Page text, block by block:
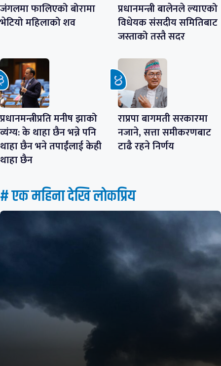
जंगलमा फालिएको बोरामा
भेटियो महिलाको शव
प्रधानमन्त्री बालेनले ल्याएको
विधेयक संसदीय समितिबाट
जस्ताको तस्तै सदर
प्रधानमन्त्रीप्रति मनीष झाको
व्यंग्य: के थाहा छैन भन्ने पनि
थाहा छैन भने तपाईंलाई केही
थाहा छैन
राप्रपा बागमती सरकारमा
नजाने, सत्ता समीकरणबाट
टाढै रहने निर्णय
# एक महिना देखि लाेकप्रिय